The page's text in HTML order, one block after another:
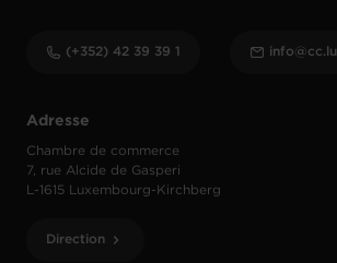
Adresse
Chambre de commerce
7, rue Alcide de Gasperi
L-1615 Luxembourg-Kirchberg
Direction
(+352) 42 39 39 1 info@cc.lu